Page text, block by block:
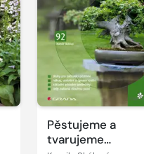
Pěstujeme a
tvarujeme